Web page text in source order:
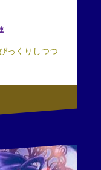
っくりしつつ